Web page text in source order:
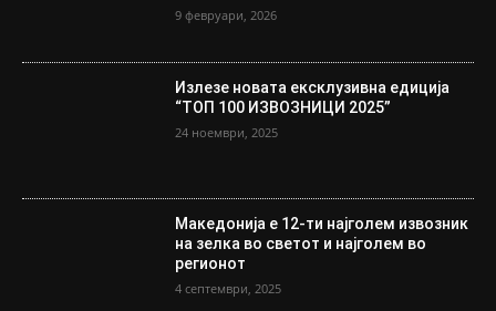
9 февруари, 2026
Излезе новата ексклузивна едиција
“ТОП 100 ИЗВОЗНИЦИ 2025”
24 ноември, 2025
Македонија е 12-ти најголем извозник
на зелка во светот и најголем во
регионот
4 септември, 2025